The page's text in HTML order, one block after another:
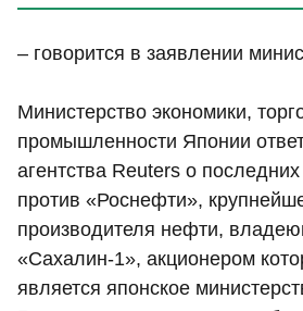
– говорится в заявлении
Министерство экономики,
промышленности Японии
агентства Reuters о
против «Роснефти»,
производителя нефти,
«Сахалин-1», акционером
является японское